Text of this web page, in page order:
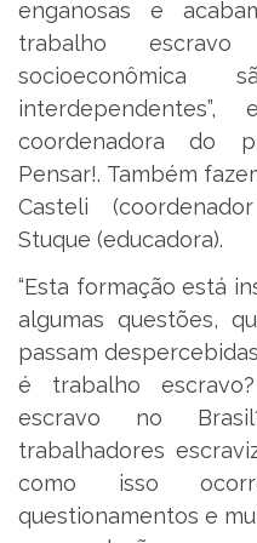
enganosas e
trabalho
socioeconômica
coordenadora do
Pensar!. Também
Casteli
Stuque (educadora).
“Esta formação está
algumas questões,
passam
é trabalho
escravo no
trabalhadores
como isso
questionamentos e